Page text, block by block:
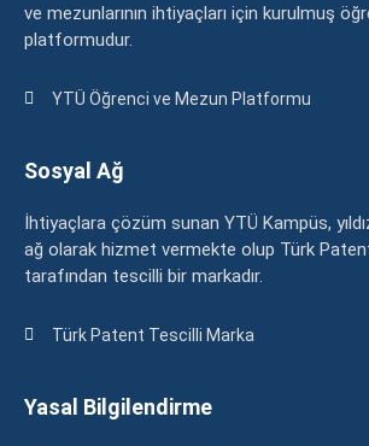
ve mezunlarının ihtiyaçları için kurulmuş
platformudur.
YTÜ Öğrenci ve Mezun Platformu
Sosyal Ağ
İhtiyaçlara çözüm sunan YTÜ Kampüs,
ağ olarak hizmet vermekte olup Türk
tarafından tescilli bir markadır.
Türk Patent Tescilli Marka
Yasal Bilgilendirme